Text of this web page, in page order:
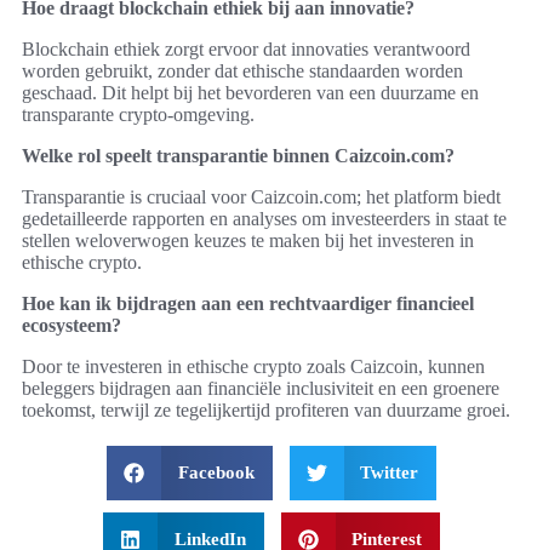
Hoe draagt blockchain ethiek bij aan innovatie?
Blockchain ethiek zorgt ervoor dat innovaties verantwoord
worden gebruikt, zonder dat ethische standaarden worden
geschaad. Dit helpt bij het bevorderen van een duurzame en
transparante crypto-omgeving.
Welke rol speelt transparantie binnen Caizcoin.com?
Transparantie is cruciaal voor Caizcoin.com; het platform biedt
gedetailleerde rapporten en analyses om investeerders in staat te
stellen weloverwogen keuzes te maken bij het investeren in
ethische crypto.
Hoe kan ik bijdragen aan een rechtvaardiger financieel
ecosysteem?
Door te investeren in ethische crypto zoals Caizcoin, kunnen
beleggers bijdragen aan financiële inclusiviteit en een groenere
toekomst, terwijl ze tegelijkertijd profiteren van duurzame groei.
Facebook Twitter
LinkedIn Pinterest